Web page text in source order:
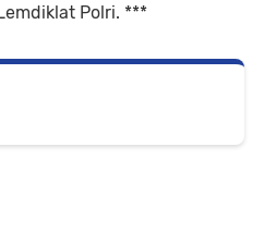
Polri. ***